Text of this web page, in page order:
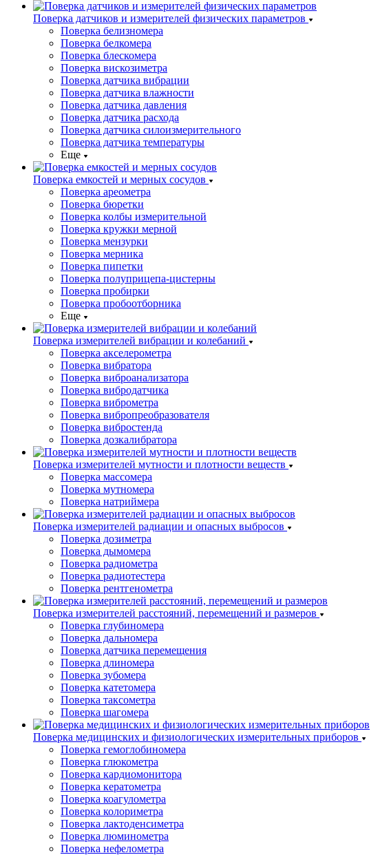
Поверка датчиков и измерителей физических параметров
Поверка белизномера
Поверка белкомера
Поверка блескомера
Поверка вискозиметра
Поверка датчика вибрации
Поверка датчика влажности
Поверка датчика давления
Поверка датчика расхода
Поверка датчика силоизмерительного
Поверка датчика температуры
Еще
Поверка емкостей и мерных сосудов
Поверка ареометра
Поверка бюретки
Поверка колбы измерительной
Поверка кружки мерной
Поверка мензурки
Поверка мерника
Поверка пипетки
Поверка полуприцепа-цистерны
Поверка пробирки
Поверка пробоотборника
Еще
Поверка измерителей вибрации и колебаний
Поверка акселерометра
Поверка вибратора
Поверка виброанализатора
Поверка вибродатчика
Поверка виброметра
Поверка вибропреобразователя
Поверка вибростенда
Поверка дозкалибратора
Поверка измерителей мутности и плотности веществ
Поверка массомера
Поверка мутномера
Поверка натриймера
Поверка измерителей радиации и опасных выбросов
Поверка дозиметра
Поверка дымомера
Поверка радиометра
Поверка радиотестера
Поверка рентгенометра
Поверка измерителей расстояний, перемещений и размеров
Поверка глубиномера
Поверка дальномера
Поверка датчика перемещения
Поверка длиномера
Поверка зубомера
Поверка катетомера
Поверка таксометра
Поверка шагомера
Поверка медицинских и физиологических измерительных приборов
Поверка гемоглобиномера
Поверка глюкометра
Поверка кардиомонитора
Поверка кератометра
Поверка коагулометра
Поверка колориметра
Поверка лактоденсиметра
Поверка люминометра
Поверка нефелометра